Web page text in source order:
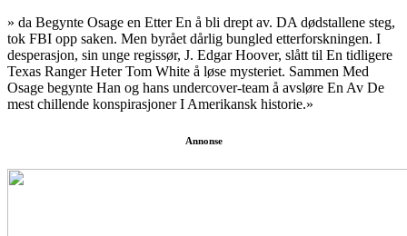
» da Begynte Osage en Etter En å bli drept av. DA dødstallene steg,
tok FBI opp saken. Men byrået dårlig bungled etterforskningen. I
desperasjon, sin unge regissør, J. Edgar Hoover, slått til En tidligere
Texas Ranger Heter Tom White å løse mysteriet. Sammen Med
Osage begynte Han og hans undercover-team å avsløre En Av De
mest chillende konspirasjoner I Amerikansk historie.»
Annonse